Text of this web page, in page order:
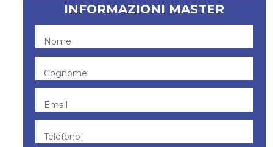
INFORMAZIONI MASTER
Nome
Cognome
Email
Telefono